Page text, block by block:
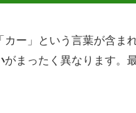
ー」という言葉が含ま
がまったく異なります。